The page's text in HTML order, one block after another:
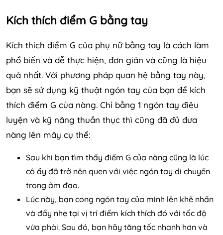
Kích thích điểm G bằng tay
Kích thích điểm G của phụ nữ bằng tay là cách làm
phổ biến và dễ thực hiện, đơn giản và cũng là hiệu
quả nhất. Với phương pháp quan hệ bằng tay này,
bạn sẽ sử dụng kỹ thuật ngón tay của bạn để kích
thích điểm G của nàng. Chỉ bằng 1 ngón tay điêu
luyện và kỹ năng thuần thục thì cũng đã đủ đưa
nàng lên mây cụ thể:
Sau khi bạn tìm thấy điểm G của nàng cũng là lúc
cô ấy đã trở nên quen với việc ngón tay di chuyển
trong âm đạo.
Lúc này, bạn cong ngón tay của mình lên khẽ nhấn
và đẩy nhẹ tại vị trí điểm kích thích đó với tốc độ
vừa phải. Sau đó, bạn hãy tăng tốc nhanh hơn và